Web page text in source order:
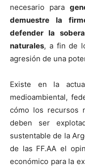
necesario para
demuestre la
defender la
naturales, a fin de
agresión de una
Existe en la
medioambiental,
cómo los recursos
deben ser
sustentable de la
de las FF.AA el
económico para la